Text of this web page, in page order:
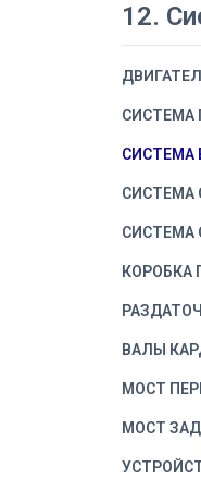
12.
СИСТЕМА
СИСТЕМА
СИСТЕМА
СИСТЕМА
КОРОБКА
ВАЛЫ
МОСТ
МОСТ